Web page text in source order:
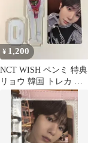
¥ 1,200
NCT WISH ペンミ 特典
リョウ 韓国 トレカ ア
クスタ